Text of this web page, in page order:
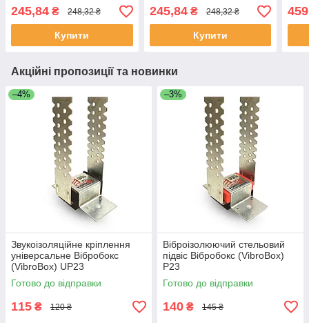
245,84 ₴ 248,32 ₴
Купити
245,84₴ 248,32 ₴
Купити
Акційні пропозиції та новинки
–4%
Звукоізоляційне кріплення
універсальне Вібробокс
(VibroBox) UP23
Готово до відправки
115 ₴ 120 ₴
–3%
Віброізолюючий стельовий
підвіс Вібробокс (VibroBox)
P23
Готово до відправки
140 ₴ 145 ₴